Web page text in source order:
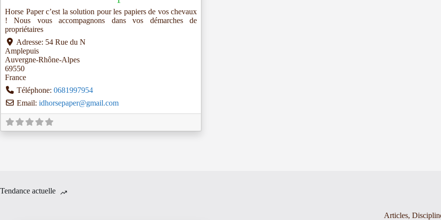
Horse Paper c’est la solution pour les papiers de vos chevaux
! Nous vous accompagnons dans vos démarches de
propriétaires
Adresse: 54 Rue du N
Amplepuis
Auvergne-Rhône-Alpes
69550
France
Téléphone: 0681997954
Email: idhorsepaper@gmail.com
Tendance actuelle
Articles,